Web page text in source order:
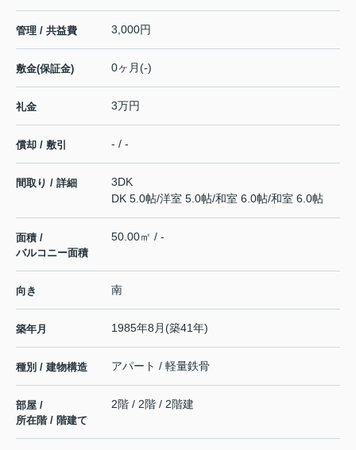
管理 / 共益費 3,000円
敷金(保証金) 0ヶ月(-)
礼金 3万円
償却 / 敷引 - / -
間取り / 詳細
3DK
DK 5.0帖/洋室 5.0帖/和室 6.0帖/和室 6.0帖
面積 /
バルコニー面積
50.00㎡ / -
向き 南
築年月 1985年8月(築41年)
種別 / 建物構造 アパート / 軽量鉄骨
部屋 /
所在階 / 階建て
2階 / 2階 / 2階建